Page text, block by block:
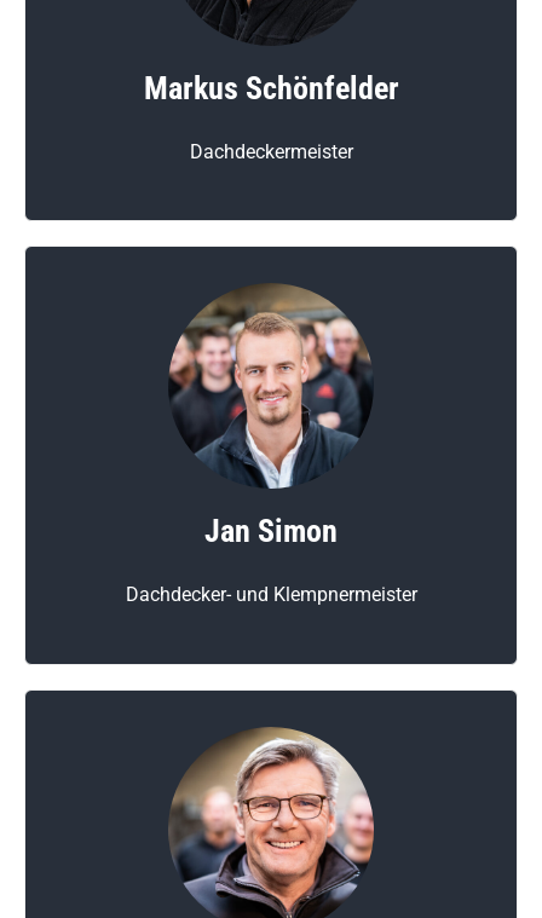
Markus Schönfelder
Dachdeckermeister
Jan Simon
Dachdecker- und Klempnermeister